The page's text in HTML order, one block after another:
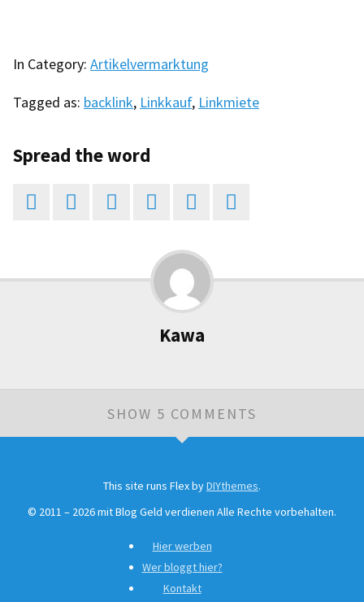
In Category: Artikelvermarktung
Tagged as: backlink, Linkkauf, Linkmiete
Spread the word
     
Kawa
SHOW 5 COMMENTS
ja das Problem mit der Linkentfernung kenne ich auch.
Leave a CommentThis site runs Flex byDIYthemes.
© 2011 – 2026mit Blog Geld verdienen Alle Rechte vorbehalten.
Hier werben
Wer bloggt hier?
Kontakt